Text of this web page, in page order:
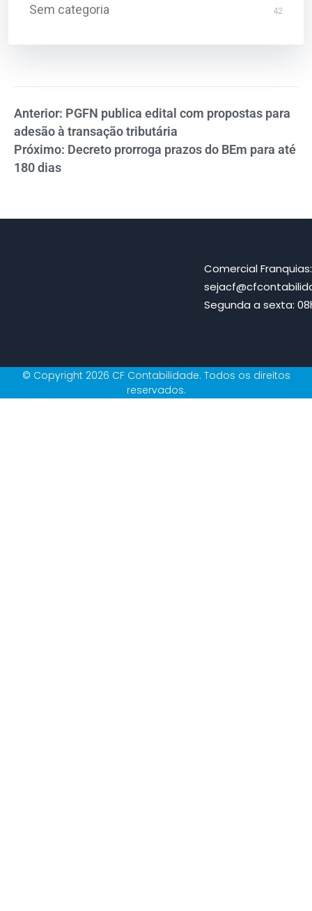
Sem categoria 42
Anterior: PGFN publica edital com propostas para
adesão à transação tributária
Próximo: Decreto prorroga prazos do BEm para até
180 dias
Comercial
Segunda a sexta:
© Copyright 2026 CF Contabilidade. Todos os direitos
reservados.